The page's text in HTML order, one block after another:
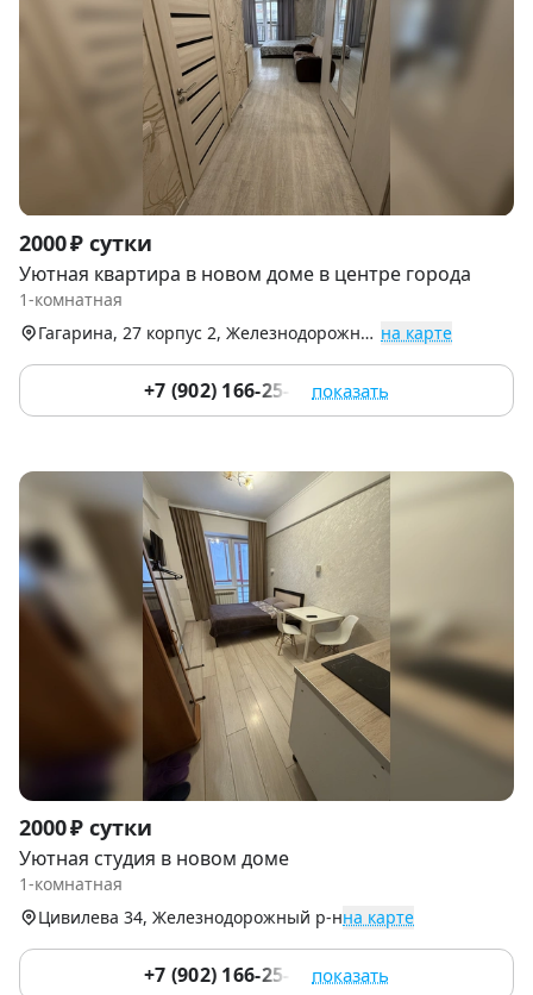
Item
1
of
8
2000 ₽ сутки
Уютная квартира в новом доме в центре города
1-комнатная
Гагарина, 27 корпус 2, Железнодорожный р-н на карте
+7 (902) 166-25-10 показать
Item
1
of
2000 ₽ сутки
Уютная студия в новом доме
1-комнатная
Цивилева 34, Железнодорожный р-нна карте
+7 (902) 166-25-10 показать